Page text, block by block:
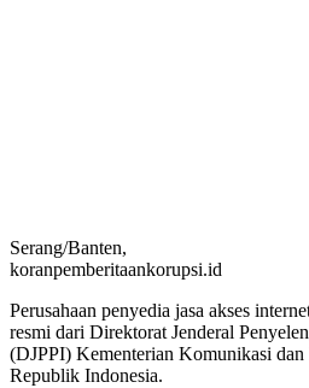
Serang/Banten,
koranpemberitaankorupsi.id
Perusahaan penyedia jasa akses
resmi dari Direktorat Jenderal
(DJPPI) Kementerian Komunikasi
Republik Indonesia.